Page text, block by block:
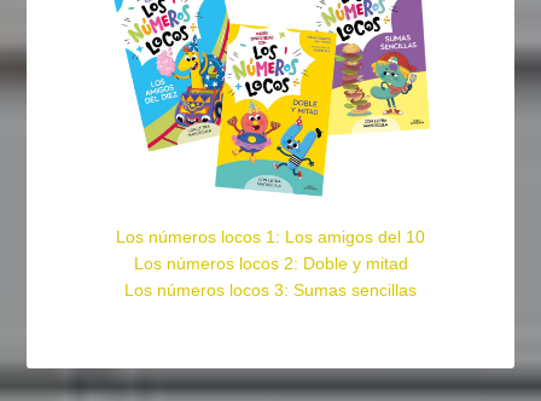
Los números locos 1: Los amigos del 10
Los números locos 2: Doble y mitad
Los números locos 3: Sumas sencillas